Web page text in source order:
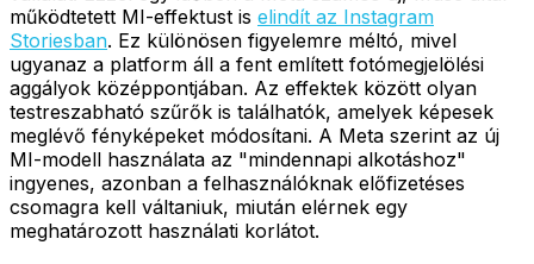
működtetett MI-effektust is elindít az Instagram
Storiesban. Ez különösen figyelemre méltó, mivel
ugyanaz a platform áll a fent említett fotómegjelölési
aggályok középpontjában. Az effektek között olyan
testreszabható szűrők is találhatók, amelyek képesek
meglévő fényképeket módosítani. A Meta szerint az új
MI-modell használata az "mindennapi alkotáshoz"
ingyenes, azonban a felhasználóknak előfizetéses
csomagra kell váltaniuk, miután elérnek egy
meghatározott használati korlátot.